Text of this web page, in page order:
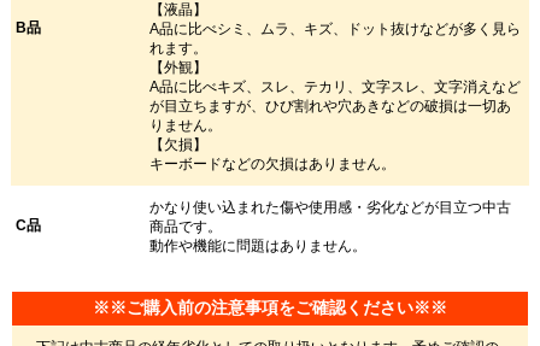
B品
【液晶】
A品に比べシミ、ムラ、キズ、ドット抜けなどが多く見ら
れます。
【外観】
A品に比べキズ、スレ、テカリ、文字スレ、文字消えなど
が目立ちますが、ひび割れや穴あきなどの破損は一切あ
りません。
【欠損】
キーボードなどの欠損はありません。
C品
かなり使い込まれた傷や使用感・劣化などが目立つ中古
商品です。
動作や機能に問題はありません。
※※ご購入前の注意事項をご確認ください※※